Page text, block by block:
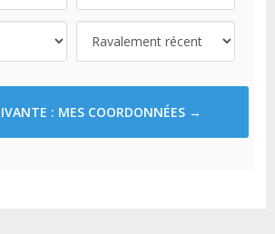
: MES COORDONNÉES →